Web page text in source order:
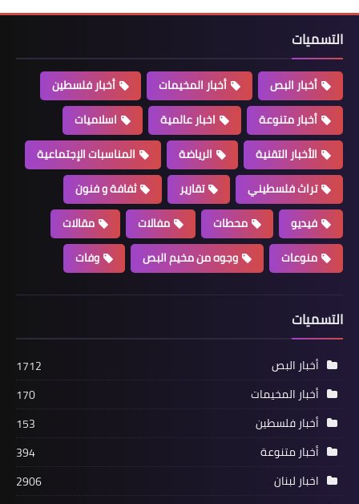
*حركة حماس تقيم وقفة تضامنية مع
مسيرات العودة الكبرى في مخيم البرج
الشمالي*
أخبار المخيمات
*زيتونة تلتقي اللجنة الشعبية في عين
الحلوة*
التسميات
أخبار البص أخبار المخيمات
أخبار فلسطين
أخبار متنوعة
اخبار عالمية
اسلاميات
الأخبار التقنية
الرياضة
المناسبات الإجتماعية
تراث فلسطيني
تقارير
ثفافة و فنون
فيديو
محطات مفالات
مقالات
منوعات
وجوه من مخيم البص وفات
التسميات
أخبار البص
1712
أخبار المخيمات
170
أخبار فلسطين
153
أخبار متنوعة
394
اخبار لبنان
2906